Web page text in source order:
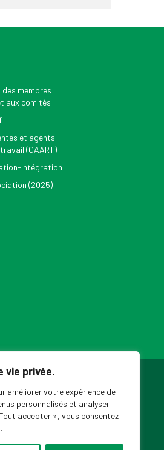
vie privée.
améliorer votre expérience de
personnalisés et analyser
accepter », vous consentez
membres
aux comités
et agents
(CAART)
intégration
(2025)